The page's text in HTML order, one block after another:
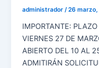
administrador/26 marzo,
IMPORTANTE:
VIERNES 27 DE
ABIERTO DEL 10 AL
ADMITIRÁN